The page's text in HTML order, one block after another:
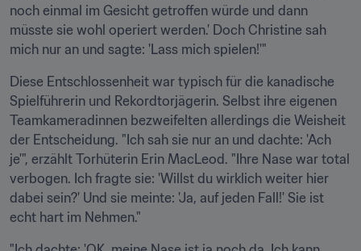
noch einmal im Gesicht getroffen würde und dann
müsste sie wohl operiert werden.' Doch Christine sah
mich nur an und sagte: 'Lass mich spielen!'"
Diese Entschlossenheit war typisch für die kanadische
Spielführerin und Rekordtorjägerin. Selbst ihre eigenen
Teamkameradinnen bezweifelten allerdings die Weisheit
der Entscheidung. "Ich sah sie nur an und dachte: 'Ach
je'", erzählt Torhüterin Erin MacLeod. "Ihre Nase war total
verbogen. Ich fragte sie: 'Willst du wirklich weiter hier
dabei sein?' Und sie meinte: 'Ja, auf jeden Fall!' Sie ist
echt hart im Nehmen."